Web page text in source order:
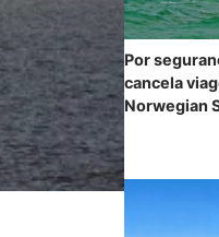
Por
cancela
Norwegian